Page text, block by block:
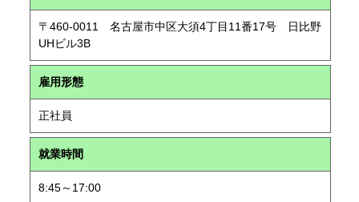
〒460-0011 名古屋市中区大須4丁目11番17号 日比野
UHビル3B
雇用形態
正社員
就業時間
8:45～17:00